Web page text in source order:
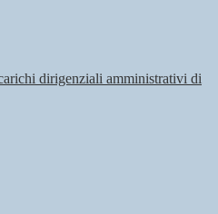
dirigenziali amministrativi di